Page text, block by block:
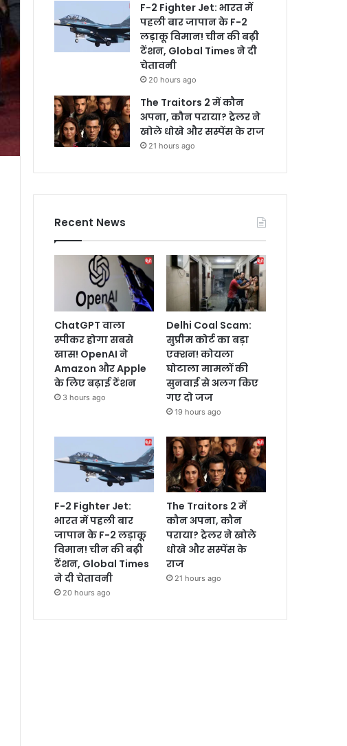
F-2 Fighter Jet: भारत में
पहली बार जापान के F-2
लड़ाकू विमान! चीन की बढ़ी
टेंशन, Global Times ने दी
चेतावनी
20 hours ago
The Traitors 2 में कौन
अपना, कौन पराया? ट्रेलर ने
खोले धोखे और सस्पेंस के राज
21 hours ago
Recent News
ChatGPT वाला
स्पीकर होगा सबसे
खास! OpenAI ने
Amazon और Apple
के लिए बढ़ाई टेंशन
3 hours ago
Delhi Coal Scam:
सुप्रीम कोर्ट का बड़ा
एक्शन! कोयला
घोटाला मामलों की
सुनवाई से अलग किए
गए दो जज
19 hours ago
F-2 Fighter Jet:
भारत में पहली बार
जापान के F-2 लड़ाकू
विमान! चीन की बढ़ी
टेंशन, Global Times
ने दी चेतावनी
20 hours ago
The Traitors 2 में
कौन अपना, कौन
पराया? ट्रेलर ने खोले
धोखे और सस्पेंस के
राज
21 hours ago